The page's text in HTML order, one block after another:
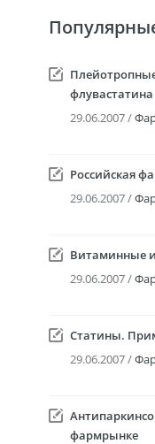
флувастатина
29.06.2007 /
Российская
29.06.2007 /
Витаминные
29.06.2007 /
Статины.
29.06.2007 /
фармрынке